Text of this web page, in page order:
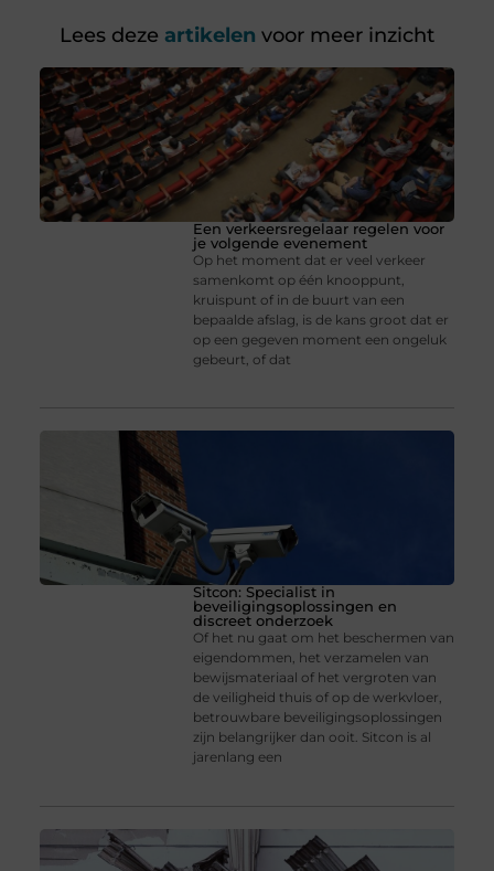
Lees deze artikelen voor meer inzicht
Een verkeersregelaar regelen voor
je volgende evenement
Op het moment dat er veel verkeer
samenkomt op één knooppunt,
kruispunt of in de buurt van een
bepaalde afslag, is de kans groot dat er
op een gegeven moment een ongeluk
gebeurt, of dat
Sitcon: Specialist in
beveiligingsoplossingen en
discreet onderzoek
Of het nu gaat om het beschermen van
eigendommen, het verzamelen van
bewijsmateriaal of het vergroten van
de veiligheid thuis of op de werkvloer,
betrouwbare beveiligingsoplossingen
zijn belangrijker dan ooit. Sitcon is al
jarenlang een